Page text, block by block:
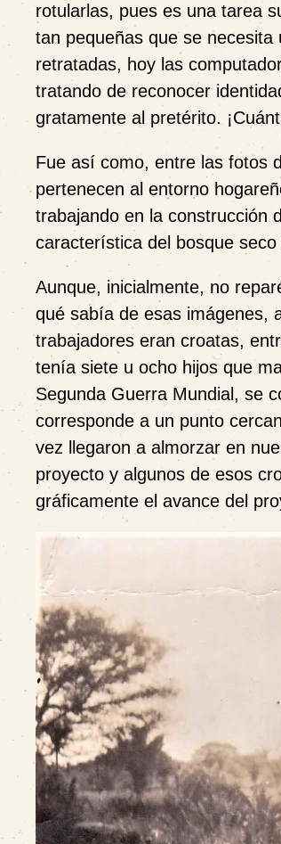
rotularlas, pues es una tarea
tan pequeñas que se
retratadas, hoy las
tratando de reconocer
gratamente al pretérito.
Fue así como, entre las fotos
pertenecen al entorno
trabajando en la construcción
característica del bosque
Aunque, inicialmente, no
qué sabía de esas imágenes,
trabajadores eran croatas,
tenía siete u ocho hijos que
Segunda Guerra Mundial, se
corresponde a un punto
vez llegaron a almorzar en
proyecto y algunos de esos
gráficamente el avance del